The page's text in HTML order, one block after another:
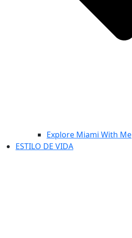
Explore Miami With Me
ESTILO DE VIDA